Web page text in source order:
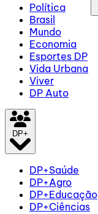
Política
Brasil
Mundo
Economia
Esportes DP
Vida Urbana
Viver
DP Auto
DP+
DP+Saúde
DP+Agro
DP+Educação
DP+Ciências